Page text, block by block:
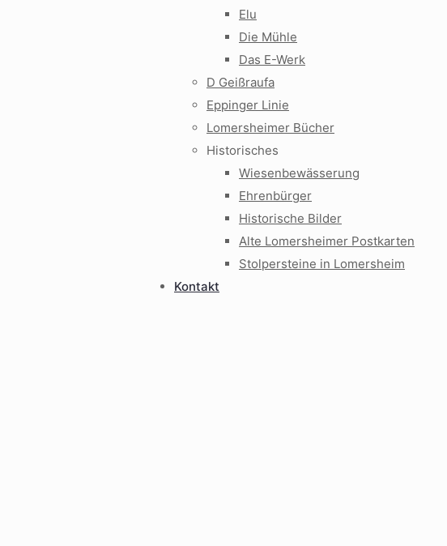
Elu
Die Mühle
Das E-Werk
D Geißraufa
Eppinger Linie
Lomersheimer Bücher
Historisches
Wiesenbewässerung
Ehrenbürger
Historische Bilder
Alte Lomersheimer Postkarten
Stolpersteine in Lomersheim
Kontakt